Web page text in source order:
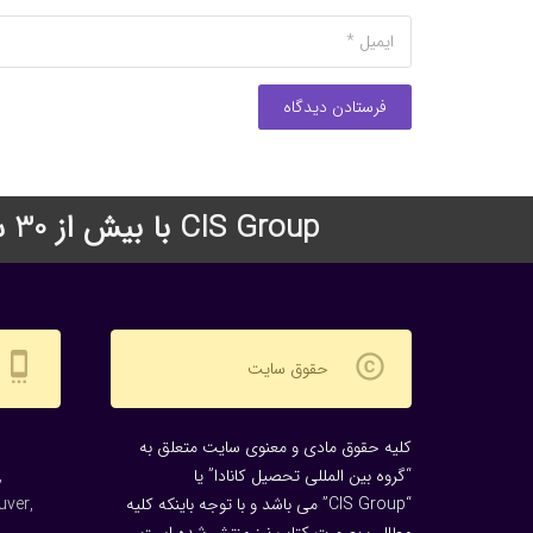
فرستادن دیدگاه
CIS Group با بیش از 30 سال سابقه درخشان در زمینه اعزام دانشجو به دانشگاههای معتبر جهان
copyright حقوق سایت
کلیه حقوق مادی و معنوی سایت متعلق به
“گروه بین المللی تحصیل کانادا” یا
“CIS Group” می باشد و با توجه باینکه کلیه
settings_cell